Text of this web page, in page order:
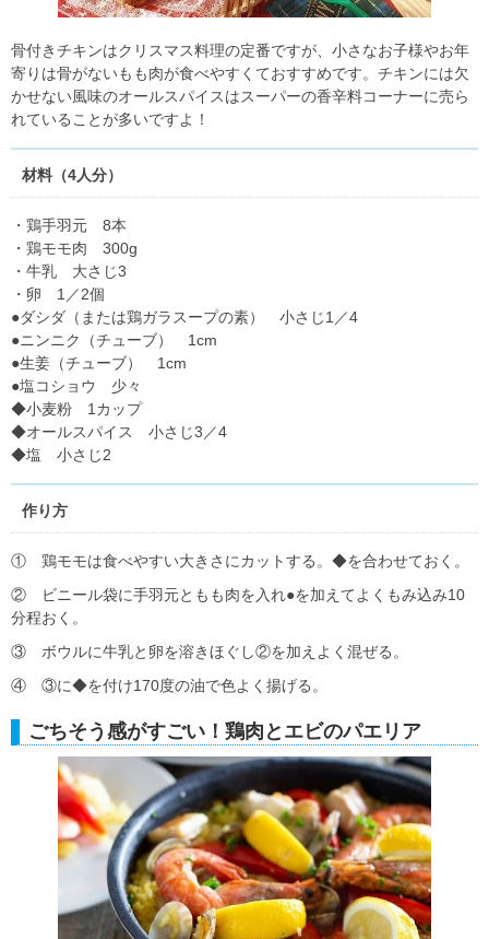
骨付きチキンはクリスマス料理の定番ですが、小さなお子様やお年
寄りは骨がないもも肉が食べやすくておすすめです。チキンには欠
かせない風味のオールスパイスはスーパーの香辛料コーナーに売ら
れていることが多いですよ！
材料（4人分）
・鶏手羽元 8本
・鶏モモ肉 300g
・牛乳 大さじ3
・卵 1／2個
●ダシダ（または鶏ガラスープの素） 小さじ1／4
●ニンニク（チューブ） 1cm
●生姜（チューブ） 1cm
●塩コショウ 少々
◆小麦粉 1カップ
◆オールスパイス 小さじ3／4
◆塩 小さじ2
作り方
① 鶏モモは食べやすい大きさにカットする。◆を合わせておく。
② ビニール袋に手羽元ともも肉を入れ●を加えてよくもみ込み10
分程おく。
③ ボウルに牛乳と卵を溶きほぐし②を加えよく混ぜる。
④ ③に◆を付け170度の油で色よく揚げる。
ごちそう感がすごい！鶏肉とエビのパエリア